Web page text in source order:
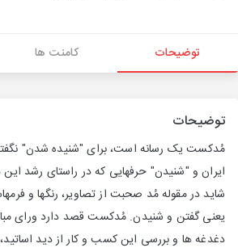
توضیحات کامنت ها
توضیحات
مُدکست یک رسانه است، برای "شنیده شدن"
ایران و "شنیدن" حرفهایی که در راستای رشد
شاید در مقوله مُد صحبت از تصاویر، رنگها و
یعنی گفتن و شنیدن. مُدکست قصد دارد ورای
دغدغه ها و بررسی این کسب و کار از دید اساتید،